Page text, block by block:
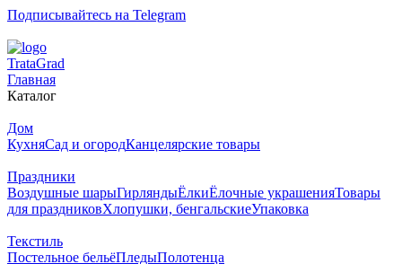
Подписывайтесь на Telegram
TrataGrad
Главная
Каталог
Дом
КухняСад и огородКанцелярские товары
Праздники
Воздушные шарыГирляндыЁлкиЁлочные украшенияТовары
для праздниковХлопушки, бенгальскиеУпаковка
Текстиль
Постельное бельёПледыПолотенца